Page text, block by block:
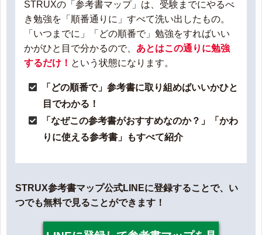
STRUXの「参考書マップ」は、受験までにやるべ
き勉強を「順番通りに」すべて洗い出したもの。
「いつまでに」「どの順番で」勉強をすればいい
かがひと目で分かるので、 あとはこの通りに勉強
するだけ！ という状態になります。
「どの順番で」参考書に取り組めばいいかひと
目でわかる！
「なぜこの参考書がおすすめなのか？」「かわ
りに使える参考書」もすべて紹介
STRUX参考書マップ公式LINEに登録することで、い
つでも無料で見ることができます！